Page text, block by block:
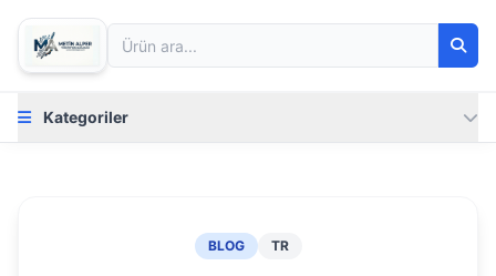
Kategoriler
BLOG TR